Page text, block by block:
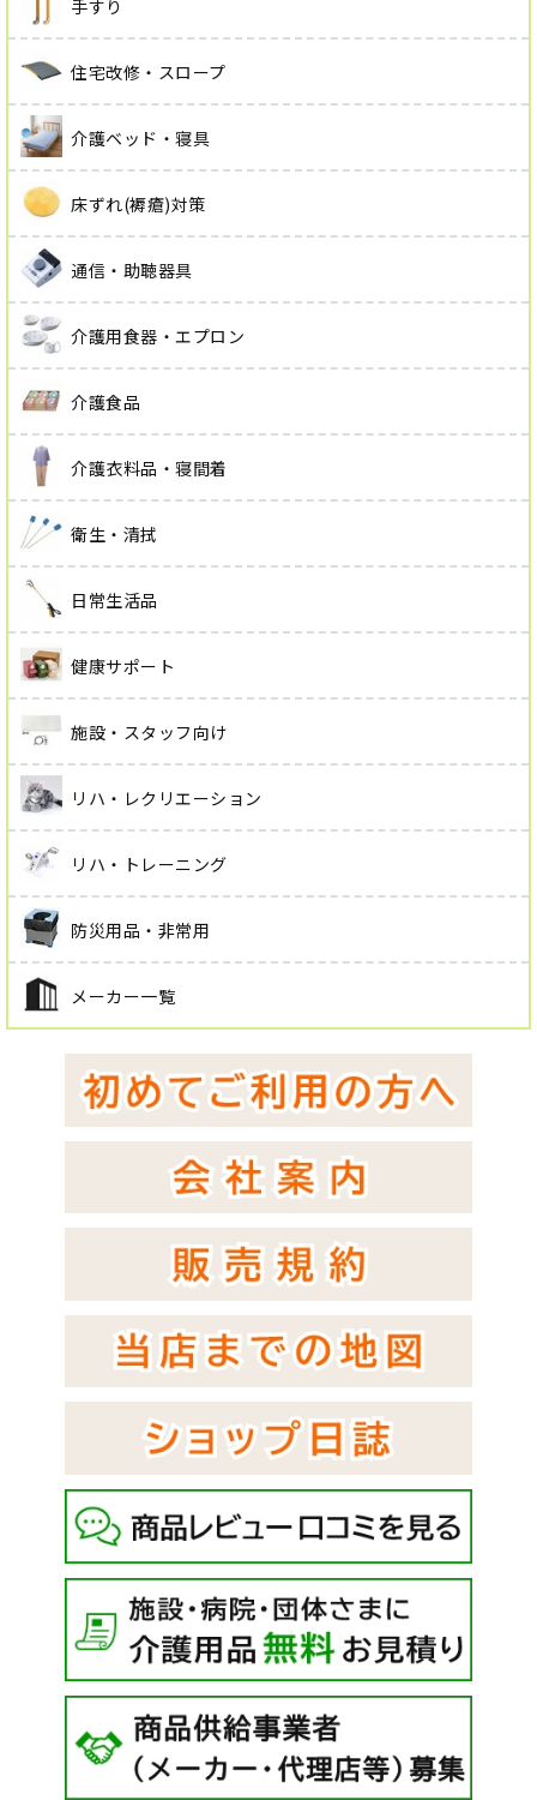
手すり
住宅改修・スロープ
介護ベッド・寝具
床ずれ(褥瘡)対策
通信・助聴器具
介護用食器・エプロン
介護食品
介護衣料品・寝間着
衛生・清拭
日常生活品
健康サポート
施設・スタッフ向け
リハ・レクリエーション
リハ・トレーニング
防災用品・非常用
メーカー一覧